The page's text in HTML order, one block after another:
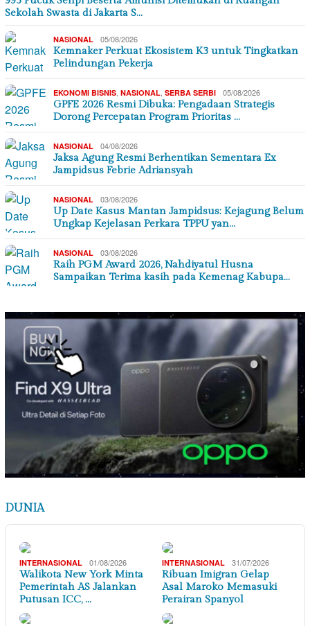
Sekolah Swasta di Jakarta S…
NASIONAL 05/08/2026
Kemnaker Perkuat Ekosistem K3 untuk Tingkatkan
Pelindungan Pekerja
EKONOMI BISNIS NASIONAL SERBA SERBI 05/08/2026
GPFE 2026 Resmi Dibuka: Pengadaan Strategis
Dorong Percepatan Program Prioritas …
NASIONAL 04/08/2026
Jaksa Agung Resmi Berhentikan Sementara Ex
Jampidsus Febrie Adriansyah
NASIONAL 03/08/2026
Up Date Kasus Mantan Jampidsus: Kejagung Belum
Ungkap Kejelasan Perkara TPPU yan…
NASIONAL 03/08/2026
Raih PGM Award 2026, Nahdiyatul Husna
Sampaikan Terima kasih pada Kemenag Kabupa…
DUNIA
INTERNASIONAL 01/08/2026
Walikota New York Minta
Pemerintah AS Jalankan
Putusan ICC, …
INTERNASIONAL 31/07/2026
Ribuan Imigran Gelap
Asal Maroko Memasuki
Perairan Spanyol